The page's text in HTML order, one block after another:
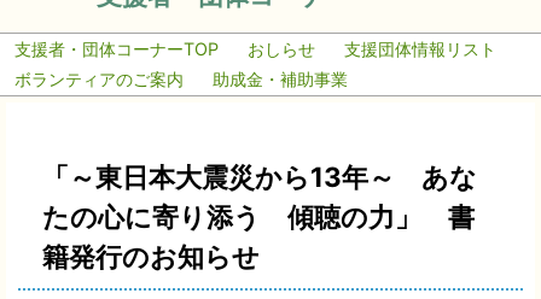
支援者・団体コーナーTOP おしらせ
支援団体情報リスト
ボランティアのご案内
助成金・補助事業
「～東日本大震災から13年～ あな
たの心に寄り添う 傾聴の力」 書
籍発行のお知らせ